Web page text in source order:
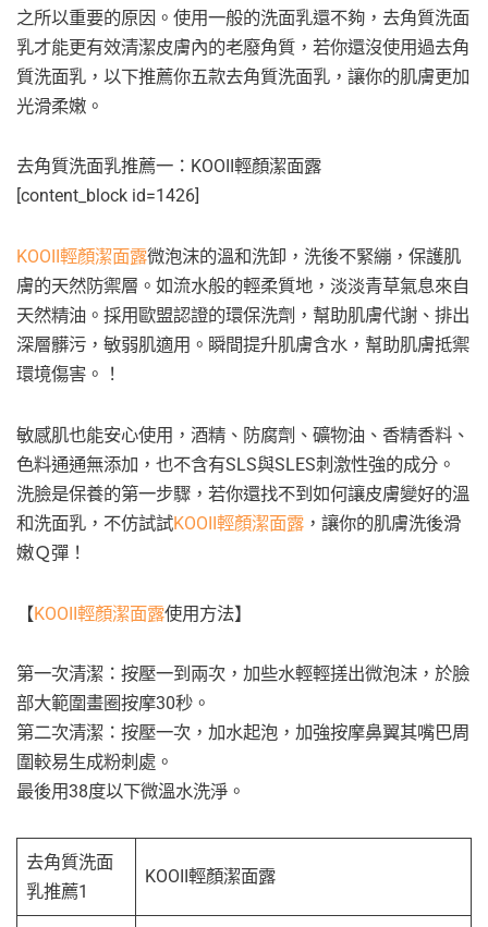
之所以重要的原因。使用一般的洗面乳還不夠，去角質洗面
乳才能更有效清潔皮膚內的老廢角質，若你還沒使用過去角
質洗面乳，以下推薦你五款去角質洗面乳，讓你的肌膚更加
光滑柔嫩。
去角質洗面乳推薦一：KOOII輕顏潔面露
[content_block id=1426]
KOOII輕顏潔面露微泡沫的溫和洗卸，洗後不緊繃，保護肌
膚的天然防禦層。如流水般的輕柔質地，淡淡青草氣息來自
天然精油。採用歐盟認證的環保洗劑，幫助肌膚代謝、排出
深層髒污，敏弱肌適用。瞬間提升肌膚含水，幫助肌膚抵禦
環境傷害。！
敏感肌也能安心使用，酒精、防腐劑、礦物油、香精香料、
色料通通無添加，也不含有SLS與SLES刺激性強的成分。
洗臉是保養的第一步驟，若你還找不到如何讓皮膚變好的溫
和洗面乳，不仿試試KOOII輕顏潔面露 ，讓你的肌膚洗後滑
嫩Ｑ彈！
【KOOII輕顏潔面露使用方法】
第一次清潔：按壓一到兩次，加些水輕輕搓出微泡沫，於臉
部大範圍畫圈按摩30秒。
第二次清潔：按壓一次，加水起泡，加強按摩鼻翼其嘴巴周
圍較易生成粉刺處。
最後用38度以下微溫水洗淨。
去角質洗面
乳推薦1
KOOII輕顏潔面露